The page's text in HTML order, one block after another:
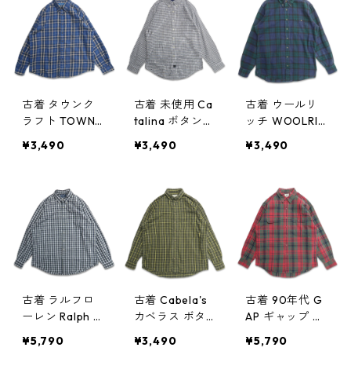
gd408937n
w60330
gd408936n
w60330
ク 表記：L gd
408925n w60
328
古着 タウンク
ラフト TOWNC
ツ フランネル
ェック 表記：L
gd408897n
w60325
¥3,490
古着 未使用 Ca
talina ボタンダ
袖シャツ チェ
gd408896n w6
0325
¥3,490
古着 ウールリ
ッチ WOOLRIC
袖シャツ チェ
ALL gd40887
0n w60323
¥3,490
古着 ラルフロ
ーレン Ralph L
ウンシャツ 長
¥5,790
古着 Cabela's
カベラス ボタ
長袖シャツ チ
¥3,490
古着 90年代 G
AP ギャップ OL
ドギャップ 長
¥5,790